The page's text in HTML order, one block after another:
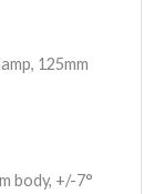
125mm
body, +/-7°